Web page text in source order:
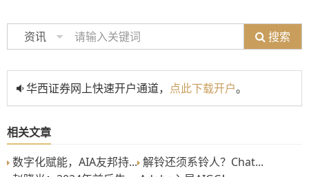
资讯 搜索
华西证券网上快速开户通道， 点此下载开户。
相关文章
数字化赋能，AIA友邦持... 解铃还须系铃人？Chat...